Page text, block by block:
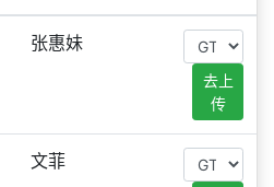
张惠妹
去上
传
文菲